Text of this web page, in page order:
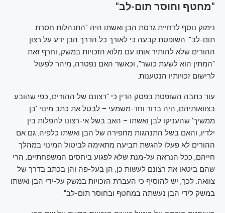
"מחטף וחוסר תום-לב"
נימוק נוסף לדחיית גרסת הבן ואשתו היה "התנהלות חסרת
תום-לב". השופטת קבעה כי לאורך כל הדרך הבן ידע על רצון
ההורים שלא להותיר אותו עם מלוא הזכויות במשק, וחרף זאת
"המתין הוא לשעת כושר", וכאשר האם נפטרה, מיהר לפעול
לרישום זכויותיו הנטענות.
עוד כתבה השופטת בפסק הדין כי "רצונם של ההורים, כפי שהובע
בצוואותיהם, היה ברור וחד-משמעי – לבטל את כתב מינוי 'בן
ממשיך' שהעניקו לבן ואשתו – האב בשל אי-רצונו להפלות בין
ילדיו, והאם בשל התנהגות מחפירה של הבן ואשתו כלפיה. גם אם
ההורים לא פעלו להגשת תביעה מתאימה לביטול המינוי במהלך
חייהם, ככל הנראה על-מנת שלא לפגוע ביחסים המשפחתיים, הרי
שהם ביטאו את רצונם לעשות כן, הן בעל-פה והן בכתב בדרך של
צוואה. לכך, יש להוסיף כי העברת הזכויות במשק על-ידי הבן ואשתו
במשק לידי הבן נעשתה במחטף ובחוסר תום-לב".